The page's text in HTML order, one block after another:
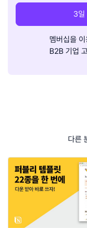
3일
멤버십을
B2B 기업
다른